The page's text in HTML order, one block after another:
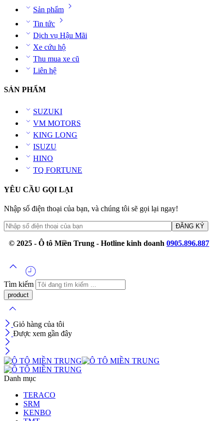
Sản phẩm
Tin tức
Dịch vụ Hậu Mãi
Xe cứu hộ
Thu mua xe cũ
Liên hệ
SẢN PHẨM
SUZUKI
VM MOTORS
KING LONG
ISUZU
HINO
TQ FORTUNE
YÊU CẦU GỌI LẠI
Nhập số điện thoại của bạn, và chúng tôi sẽ gọi lại ngay!
© 2025 - Ô tô Miền Trung - Hotline kinh doanh 0905.896.887
Tìm kiếm
Giỏ hàng của tôi
Được xem gần đây
Danh mục
TERACO
SRM
KENBO